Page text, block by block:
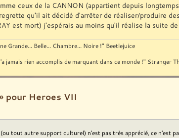
ceux de la CANNON (appartient depuis
qu'il ait décidé d'arrêter de réaliser/produire
est mort) j'espérais au moins qu'il réalise la suite de
Grande... Belle... Chambre... Noire !" Beetlejuice
jamais rien accomplis de marquant dans ce monde !" Stranger
pour Heroes VII
tout autre support culturel) n'est pas très apprécié, ce n'est